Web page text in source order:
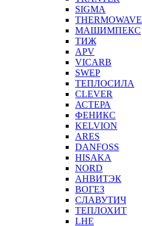
SIGMA
THERMOWAVE
МАШИМПЕКС
ТИЖ
APV
VICARB
SWEP
ТЕПЛОСИЛА
CLEVER
АСТЕРА
ФЕНИКС
KELVION
ARES
DANFOSS
HISAKA
NORD
АНВИТЭК
ВОГЕЗ
СЛАВУТИЧ
ТЕПЛОХИТ
LHE